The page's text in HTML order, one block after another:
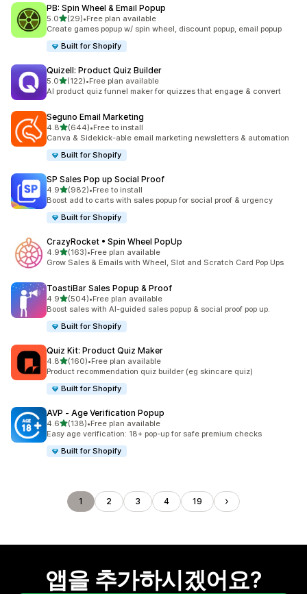
PB: Spin Wheel & Email Popup
5.0별 5개 중
(29)
총 리뷰 29개
•Free plan available
Create games popup w/ spin wheel, discount popup, email popup
Built for Shopify
Quizell: Product Quiz Builder
5.0별 5개 중
(122)
총 리뷰 122개
•Free plan available
AI product quiz funnel maker for quizzes that engage & convert
Seguno Email Marketing
4.8별 5개 중
(644)
총 리뷰 644개
•Free to install
Canva & Sidekick-able email marketing newsletters & automation
Built for Shopify
SP Sales Pop up Social Proof
4.9별 5개 중
(982)
총 리뷰 982개
•Free to install
Boost add to carts with sales popup for social proof & urgency
Built for Shopify
CrazyRocket • Spin Wheel PopUp
4.9별 5개 중
(163)
총 리뷰 163개
•Free plan available
Grow Sales & Emails with Wheel, Slot and Scratch Card Pop Ups
ToastiBar Sales Popup & Proof
4.9별 5개 중
(504)
총 리뷰 504개
•Free plan available
Boost sales with AI-guided sales popup & social proof pop up.
Built for Shopify
Quiz Kit: Product Quiz Maker
4.8별 5개 중
(160)
총 리뷰 160개
•Free plan available
Product recommendation quiz builder (eg skincare quiz)
Built for Shopify
AVP ‑ Age Verification Popup
4.6별 5개 중
(138)
총 리뷰 138개
•Free plan available
Easy age verification: 18+ pop-up for safe premium checks
Built for Shopify
1 2 3 4 19
앱을 추가하시겠어요?